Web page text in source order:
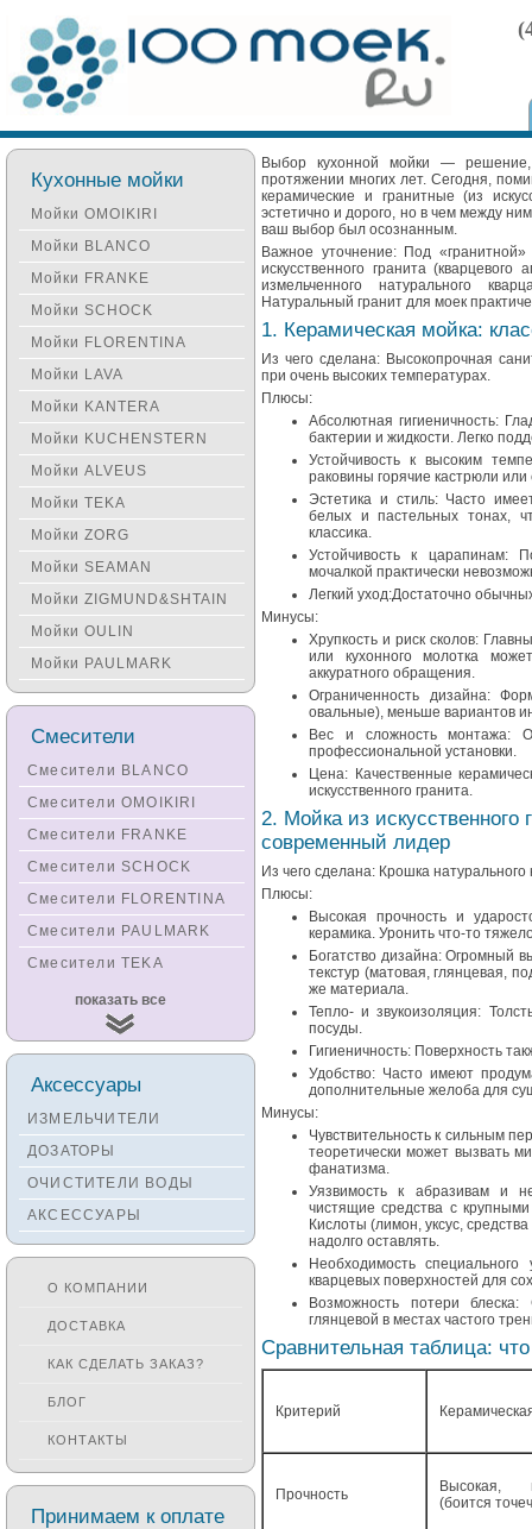
Выбор кухонной мойки —
протяжении многих лет. Сегодня,
керамические и гранитные (из
эстетично и дорого, но в чем между
ваш выбор был осознанным.
Важное уточнение: Под
искусственного гранита
измельченного натурального
Натуральный гранит для моек
1. Керамическая мойка:
Из чего сделана: Высокопрочная
при очень высоких температурах.
Плюсы:
Абсолютная гигиеничность:
бактерии и жидкости. Легко
Устойчивость к высоким
раковины горячие кастрюли
Эстетика и стиль: Часто
белых и пастельных тонах,
классика.
Устойчивость к царапинам:
мочалкой практически
Легкий уход:Достаточно
Минусы:
Хрупкость и риск сколов:
или кухонного молотка
аккуратного обращения.
Ограниченность дизайна:
овальные), меньше вариантов
Вес и сложность монтажа:
профессиональной установки.
Цена: Качественные
искусственного гранита.
2. Мойка из искусственного
современный лидер
Из чего сделана: Крошка
Плюсы:
Высокая прочность и
керамика. Уронить что-то
Богатство дизайна: Огромный
текстур (матовая, глянцевая,
же материала.
Тепло- и звукоизоляция:
посуды.
Гигиеничность: Поверхность
Удобство: Часто имеют
дополнительные желоба для
Минусы:
Чувствительность к сильным
теоретически может вызвать
фанатизма.
Уязвимость к абразивам и
чистящие средства с
Кислоты (лимон, уксус,
надолго оставлять.
Необходимость
кварцевых поверхностей для
Возможность потери
глянцевой в местах частого
Сравнительная таблица:
Критерий
Прочность
Высокая,
(боится
Кухонные мойки
Мойки OMOIKIRI
Мойки BLANCO
Мойки FRANKE
Мойки SCHOCK
Мойки FLORENTINA
Мойки LAVA
Мойки KANTERA
Мойки KUCHENSTERN
Мойки ALVEUS
Мойки TEKA
Мойки ZORG
Мойки SEAMAN
Мойки ZIGMUND&SHTAIN
Мойки OULIN
Мойки PAULMARK
Смесители
Смесители BLANCO
Смесители OMOIKIRI
Смесители FRANKE
Смесители SCHOCK
Смесители FLORENTINA
Смесители PAULMARK
Смесители TEKA
Смесители
KUCHENSTERN
Смесители ZORG
Смесители KANTERA
Смесители SEAMAN
Смесители
Zigmund&Shtain
Смесители OULIN
Смесители под бронзу
показать все
Аксессуары
ИЗМЕЛЬЧИТЕЛИ
ДОЗАТОРЫ
ОЧИСТИТЕЛИ ВОДЫ
АКСЕССУАРЫ
О КОМПАНИИ
ДОСТАВКА
КАК СДЕЛАТЬ ЗАКАЗ?
БЛОГ
КОНТАКТЫ
Принимаем к оплате